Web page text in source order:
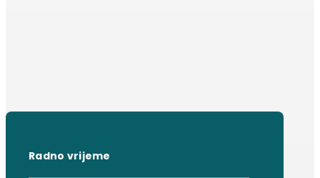
Radno vrijeme